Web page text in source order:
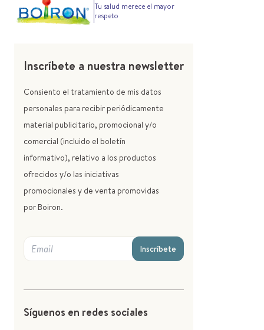
Tu salud merece el mayor
respeto
Inscríbete a nuestra newsletter
Consiento el tratamiento de mis datos
personales para recibir periódicamente
material publicitario, promocional y/o
comercial (incluido el boletín
informativo), relativo a los productos
ofrecidos y/o las iniciativas
promocionales y de venta promovidas
por Boiron.
Inscríbete
Síguenos en redes sociales